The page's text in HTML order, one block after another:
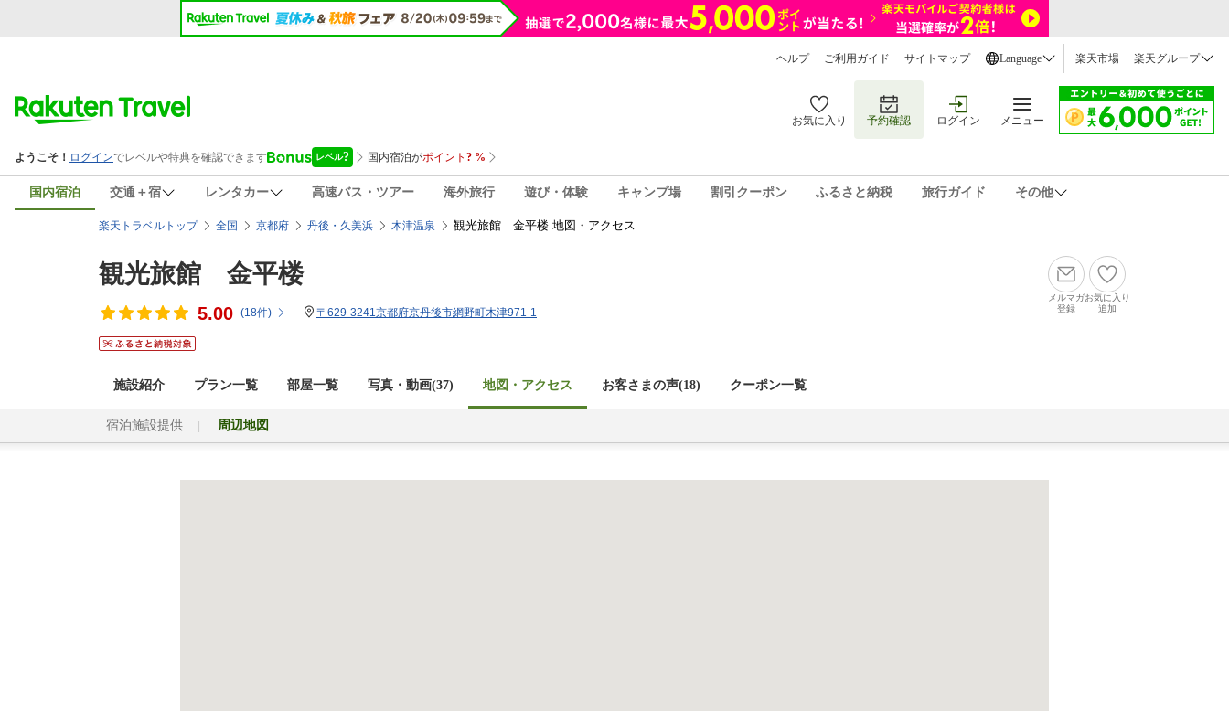
ヘルプ ご利用ガイド サイトマップ Language 楽天市場 楽天グループ
お気に入り 予約確認 ログイン メニュー
国内宿泊 交通＋宿 レンタカー 高速バス・ツアー 海外旅行 遊び・体験 キャンプ場 割引クーポン ふるさと納税 旅行ガイド その他
楽天トラベルトップ 全国 京都府 丹後・久美浜 木津温泉 観光旅館 金平楼 地図・アクセス
観光旅館 金平楼
5.00 (18件) 〒629-3241京都府京丹後市網野町木津971-1
メルマガ
登録
お気に入り
追加
施設紹介 プラン一覧 部屋一覧 写真・動画(37) 地図・アクセス お客さまの声(18) クーポン一覧
宿泊施設提供 周辺地図